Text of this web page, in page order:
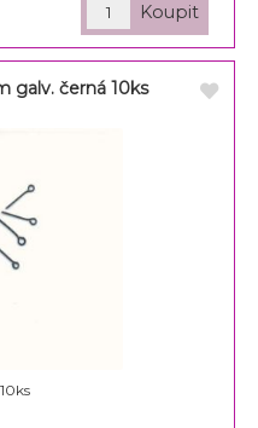
galv. černá 10ks